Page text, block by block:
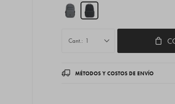
1
MÉTODOS Y COSTOS DE ENVÍO